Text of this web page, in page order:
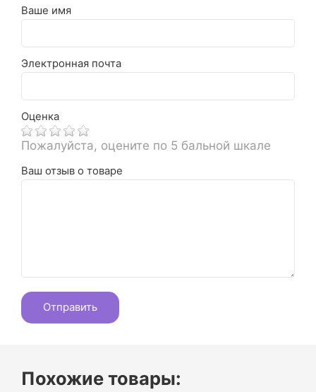
Ваше имя
Электронная почта
Оценка
Пожалуйста, оцените по 5 бальной шкале
Ваш отзыв о товаре
Похожие товары: